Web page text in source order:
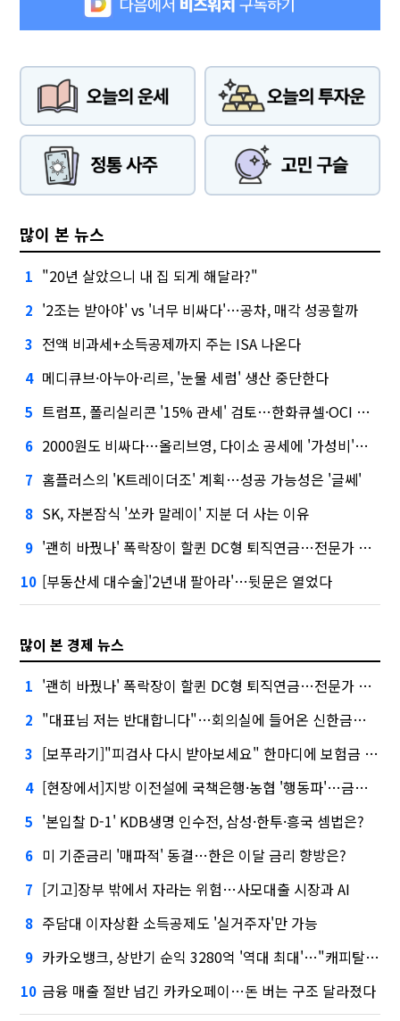
많이 본 뉴스
1 "20년 살았으니 내 집 되게 해달라?"
2 '2조는 받아야' vs '너무 비싸다'…공차, 매각 성공할까
3 전액 비과세+소득공제까지 주는 ISA 나온다
4 메디큐브·아누아·리르, '눈물 세럼' 생산 중단한다
5 트럼프, 폴리실리콘 '15% 관세' 검토…한화큐셀·OCI 영향은?
6 2000원도 비싸다…올리브영, 다이소 공세에 '가성비'로 맞불
7 홈플러스의 'K트레이더조' 계획…성공 가능성은 '글쎄'
8 SK, 자본잠식 '쏘카 말레이' 지분 더 사는 이유
9 '괜히 바꿨나' 폭락장이 할퀸 DC형 퇴직연금…전문가 조언은
10 [부동산세 대수술]'2년내 팔아라'…뒷문은 열었다
많이 본 경제 뉴스
1 '괜히 바꿨나' 폭락장이 할퀸 DC형 퇴직연금…전문가 조언은
2 "대표님 저는 반대합니다"…회의실에 들어온 신한금융 AI
3 [보푸라기]"피검사 다시 받아보세요" 한마디에 보험금 못 받을 뻔?
4 [현장에서]지방 이전설에 국책은행·농협 '행동파'…금감원 '신중모드'
5 '본입찰 D-1' KDB생명 인수전, 삼성·한투·흥국 셈법은?
6 미 기준금리 '매파적' 동결…한은 이달 금리 향방은?
7 [기고]장부 밖에서 자라는 위험…사모대출 시장과 AI
8 주담대 이자상환 소득공제도 '실거주자'만 가능
9 카카오뱅크, 상반기 순익 3280억 '역대 최대'…"캐피탈, 자산 1조원 이상"
10 금융 매출 절반 넘긴 카카오페이…돈 버는 구조 달라졌다